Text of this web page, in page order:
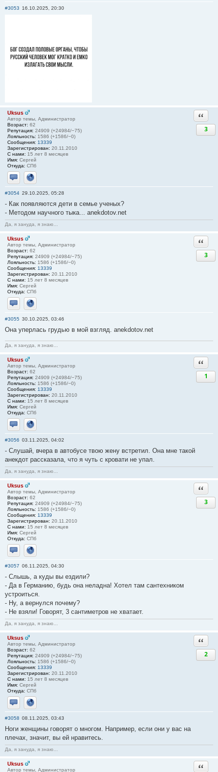
#3053 16.10.2025, 20:30
Uksus
Автор темы, Администратор
Возраст: 62
Репутация: 24909 (+24984/−75)
Лояльность: 1586 (+1586/−0)
Сообщения: 13339
Зарегистрирован: 20.11.2010
С нами: 15 лет 8 месяцев
Имя: Сергей
Откуда: СПб
Отправить личное сообщение
Сайт
3
#3054 29.10.2025, 05:28
- Как появляются дети в семье ученых?
- Методом научного тыка... anekdotov.net
Да, я зануда, я знаю...
Uksus
Автор темы, Администратор
Возраст: 62
Репутация: 24909 (+24984/−75)
Лояльность: 1586 (+1586/−0)
Сообщения: 13339
Зарегистрирован: 20.11.2010
С нами: 15 лет 8 месяцев
Имя: Сергей
Откуда: СПб
Отправить личное сообщение
Сайт
3
#3055 30.10.2025, 03:46
Она уперлась грудью в мой взгляд. anekdotov.net
Да, я зануда, я знаю...
Uksus
Автор темы, Администратор
Возраст: 62
Репутация: 24909 (+24984/−75)
Лояльность: 1586 (+1586/−0)
Сообщения: 13339
Зарегистрирован: 20.11.2010
С нами: 15 лет 8 месяцев
Имя: Сергей
Откуда: СПб
Отправить личное сообщение
Сайт
1
#3056 03.11.2025, 04:02
- Слушай, вчера в автобусе твою жену встретил. Она мне такой
анекдот рассказала, что я чуть с кровати не упал.
Да, я зануда, я знаю...
Uksus
Автор темы, Администратор
Возраст: 62
Репутация: 24909 (+24984/−75)
Лояльность: 1586 (+1586/−0)
Сообщения: 13339
Зарегистрирован: 20.11.2010
С нами: 15 лет 8 месяцев
Имя: Сергей
Откуда: СПб
Отправить личное сообщение
Сайт
3
#3057 06.11.2025, 04:30
- Слышь, а куды вы ездили?
- Да в Германию, будь она неладна! Хотел там сантехником
устроиться.
- Ну, а вернулся почему?
- Не взяли! Говорят, 3 сантиметров не хватает.
Да, я зануда, я знаю...
Uksus
Автор темы, Администратор
Возраст: 62
Репутация: 24909 (+24984/−75)
Лояльность: 1586 (+1586/−0)
Сообщения: 13339
Зарегистрирован: 20.11.2010
С нами: 15 лет 8 месяцев
Имя: Сергей
Откуда: СПб
Отправить личное сообщение
Сайт
2
#3058 08.11.2025, 03:43
Ноги женщины говорят о многом. Например, если они у вас на
плечах, значит, вы ей нравитесь.
Да, я зануда, я знаю...
Uksus
Автор темы, Администратор